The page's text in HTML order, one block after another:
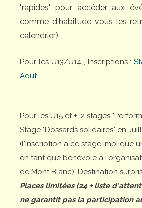
"rapides" pour accéder aux
comme d'habitude vous les
calendrier).
Pour les U13/U14, Inscriptions :
Aout
Pour les U15 et +, 2 stages
Stage "Dossards solidaires" en
(l'inscription à ce stage implique
en tant que bénévole à
de Mont Blanc). Destination
Places limitées (24 + liste
ne garantit pas la participation